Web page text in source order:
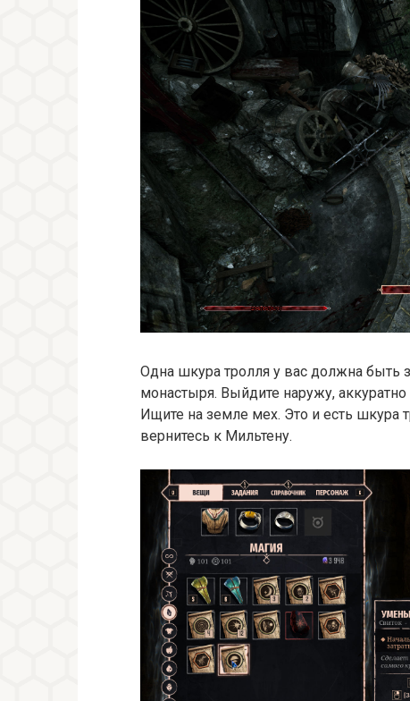
Одна шкура тролля у вас должна быть
монастыря. Выйдите наружу,
Ищите на земле мех. Это и есть шкура
вернитесь к Мильтену.